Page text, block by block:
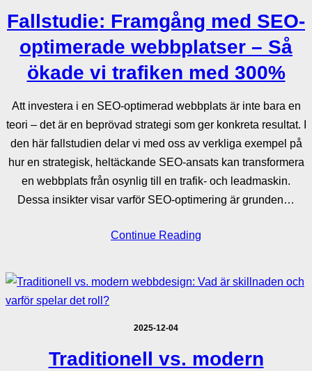
Fallstudie: Framgång med SEO-
optimerade webbplatser – Så
ökade vi trafiken med 300%
Att investera i en SEO-optimerad webbplats är inte bara en
teori – det är en beprövad strategi som ger konkreta resultat. I
den här fallstudien delar vi med oss av verkliga exempel på
hur en strategisk, heltäckande SEO-ansats kan transformera
en webbplats från osynlig till en trafik- och leadmaskin.
Dessa insikter visar varför SEO-optimering är grunden…
Continue Reading
2025-12-04
Traditionell vs. modern